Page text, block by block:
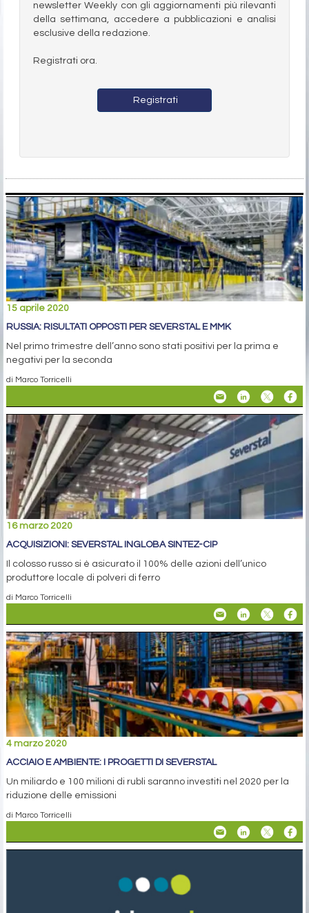
newsletter Weekly con gli aggiornamenti più rilevanti
della settimana, accedere a pubblicazioni e analisi
esclusive della redazione.
Registrati ora.
Registrati
15 aprile 2020
RUSSIA: RISULTATI OPPOSTI PER SEVERSTAL E MMK
Nel primo trimestre dell’anno sono stati positivi per la prima e
negativi per la seconda
di Marco Torricelli
16 marzo 2020
ACQUISIZIONI: SEVERSTAL INGLOBA SINTEZ-CIP
Il colosso russo si è asicurato il 100% delle azioni dell’unico
produttore locale di polveri di ferro
di Marco Torricelli
4 marzo 2020
ACCIAIO E AMBIENTE: I PROGETTI DI SEVERSTAL
Un miliardo e 100 milioni di rubli saranno investiti nel 2020 per la
riduzione delle emissioni
di Marco Torricelli